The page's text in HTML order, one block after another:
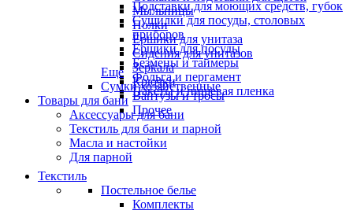
Мыльницы
Полки
Ёршики для унитаза
Сидения для унитазов
Зеркала
Крючки
Вантузы и тросы
Прочее
Подставки для моющих средств, губок
Сушилки для посуды, столовых
приборов
Ёршики для посуды
Безмены и таймеры
Фольга и пергамент
Пакеты и пищевая пленка
Еще
Сумки хозяйственные
Товары для бани
Аксессуары для бани
Текстиль для бани и парной
Масла и настойки
Для парной
Текстиль
Постельное белье
Комплекты